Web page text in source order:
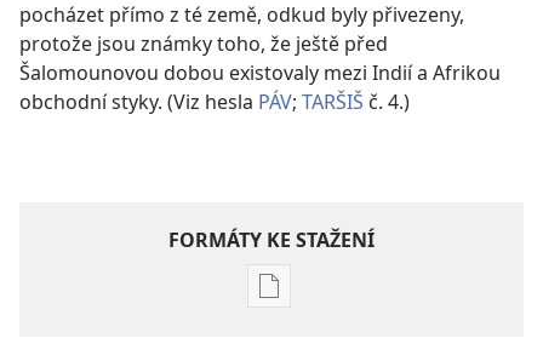
pocházet přímo z té země, odkud byly přivezeny,
protože jsou známky toho, že ještě před
Šalomounovou dobou existovaly mezi Indií a Afrikou
obchodní styky. (Viz hesla PÁV; TARŠIŠ č. 4.)
FORMÁTY KE STAŽENÍ
Formáty